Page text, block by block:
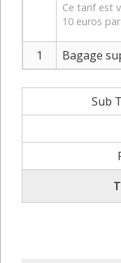
Ce tarif est
10 euros
1 Bagage
Sub